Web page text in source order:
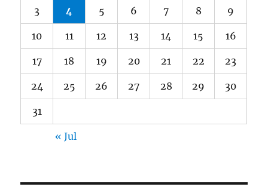
3 4 5 6 7 8 9
10 11 12 13 14 15 16
17 18 19 20 21 22 23
24 25 26 27 28 29 30
31
« Jul